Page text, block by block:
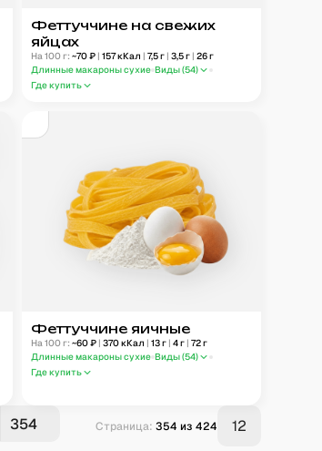
Феттуччине на свежих
яйцах
На 100 г: ~70₽ | 157кКал | 7,5г | 3,5г | 26г
Длинные макароны сухие Виды (54)
Где купить
Феттуччине яичные
На 100 г: ~60₽ | 370кКал | 13г | 4г | 72г
Длинные макароны сухие Виды (54)
Где купить
Страница: 354 из 424 12